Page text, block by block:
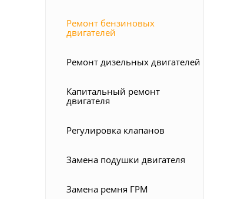
Ремонт бензиновых
двигателей
Ремонт дизельных двигателей
Капитальный ремонт
двигателя
Регулировка клапанов
Замена подушки двигателя
Замена ремня ГРМ